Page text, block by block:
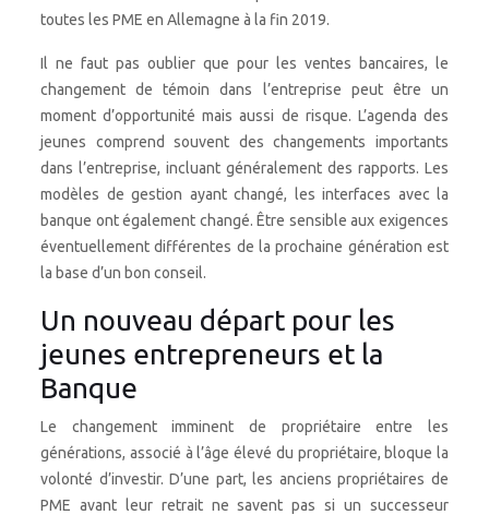
toutes les PME en Allemagne à la fin 2019.
Il ne faut pas oublier que pour les ventes bancaires, le
changement de témoin dans l’entreprise peut être un
moment d’opportunité mais aussi de risque. L’agenda des
jeunes comprend souvent des changements importants
dans l’entreprise, incluant généralement des rapports. Les
modèles de gestion ayant changé, les interfaces avec la
banque ont également changé. Être sensible aux exigences
éventuellement différentes de la prochaine génération est
la base d’un bon conseil.
Un nouveau départ pour les
jeunes entrepreneurs et la
Banque
Le changement imminent de propriétaire entre les
générations, associé à l’âge élevé du propriétaire, bloque la
volonté d’investir. D’une part, les anciens propriétaires de
PME avant leur retrait ne savent pas si un successeur